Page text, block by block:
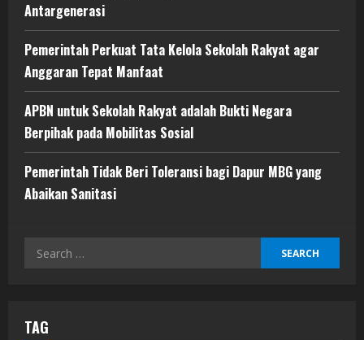
Antargenerasi
Pemerintah Perkuat Tata Kelola Sekolah Rakyat agar
Anggaran Tepat Manfaat
APBN untuk Sekolah Rakyat adalah Bukti Negara
Berpihak pada Mobilitas Sosial
Pemerintah Tidak Beri Toleransi bagi Dapur MBG yang
Abaikan Sanitasi
Search
TAG